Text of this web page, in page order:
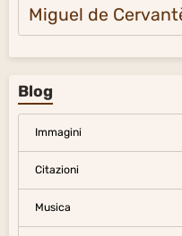
Miguel de
Blog
Immagini
Citazioni
Musica